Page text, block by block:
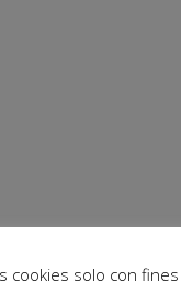
cookies solo con fines